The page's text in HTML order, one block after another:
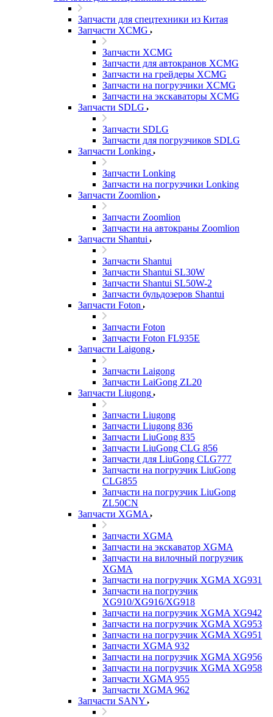
Запчасти для спецтехники из Китая
Запчасти XCMG
Запчасти XCMG
Запчасти для автокранов XCMG
Запчасти на грейдеры XCMG
Запчасти на погрузчики XCMG
Запчасти на экскаваторы XCMG
Запчасти SDLG
Запчасти SDLG
Запчасти для погрузчиков SDLG
Запчасти Lonking
Запчасти Lonking
Запчасти на погрузчики Lonking
Запчасти Zoomlion
Запчасти Zoomlion
Запчасти на автокраны Zoomlion
Запчасти Shantui
Запчасти Shantui
Запчасти Shantui SL30W
Запчасти Shantui SL50W-2
Запчасти бульдозеров Shantui
Запчасти Foton
Запчасти Foton
Запчасти Foton FL935E
Запчасти Laigong
Запчасти Laigong
Запчасти LaiGong ZL20
Запчасти Liugong
Запчасти Liugong
Запчасти Liugong 836
Запчасти LiuGong 835
Запчасти LiuGong CLG 856
Запчасти для LiuGong CLG777
Запчасти на погрузчик LiuGong
CLG855
Запчасти на погрузчик LiuGong
ZL50CN
Запчасти XGMA
Запчасти XGMA
Запчасти на экскаватор XGMA
Запчасти на вилочный погрузчик
XGMA
Запчасти на погрузчик XGMA XG931
Запчасти на погрузчик
XG910/XG916/XG918
Запчасти на погрузчик XGMA XG942
Запчасти на погрузчик XGMA XG953
Запчасти на погрузчик XGMA XG951
Запчасти XGMA 932
Запчасти на погрузчик XGMA XG956
Запчасти на погрузчик XGMA XG958
Запчасти XGMA 955
Запчасти XGMA 962
Запчасти SANY